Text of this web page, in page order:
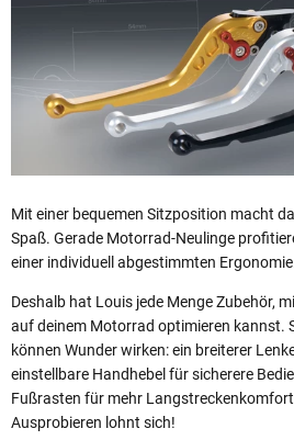
Mit einer bequemen Sitzposition macht
Spaß. Gerade Motorrad-Neulinge
einer individuell abgestimmten
Deshalb hat Louis jede Menge Zubehör,
auf deinem Motorrad optimieren kannst.
können Wunder wirken: ein breiterer
einstellbare Handhebel für sicherere
Fußrasten für mehr Langstreckenkomfort
Ausprobieren lohnt sich!